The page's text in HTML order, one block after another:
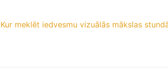
Kur meklēt iedvesmu vizuālās mākslas